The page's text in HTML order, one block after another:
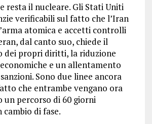
resta il nucleare. Gli Stati Uniti
verificabili sul fatto che l’Iran
atomica e accetti controlli
dal canto suo, chiede il
dei propri diritti, la riduzione
e un allentamento
Sono due linee ancora
che entrambe vengano ora
un percorso di 60 giorni
di fase.